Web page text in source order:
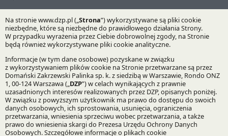
Praktyki:
Prawo Pracy i Ubezpieczeń Społecznych
Specjalizacje:
Prawo pracy